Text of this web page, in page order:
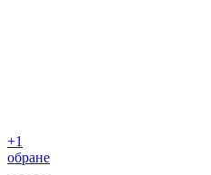
+1
обране